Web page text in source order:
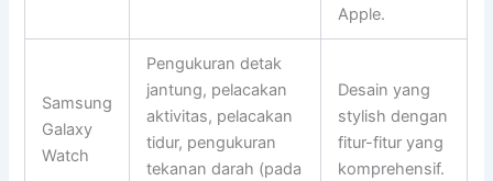
Apple.
Samsung
Galaxy
Watch
Pengukuran detak
jantung, pelacakan
aktivitas, pelacakan
tidur, pengukuran
tekanan darah (pada
Desain yang
stylish dengan
fitur-fitur yang
komprehensif.